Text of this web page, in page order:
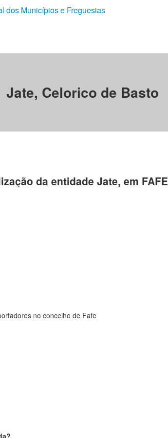
dos Municípios e Freguesias
Jate, Celorico de Basto
da entidade Jate, em FAFE
no concelho de Fafe